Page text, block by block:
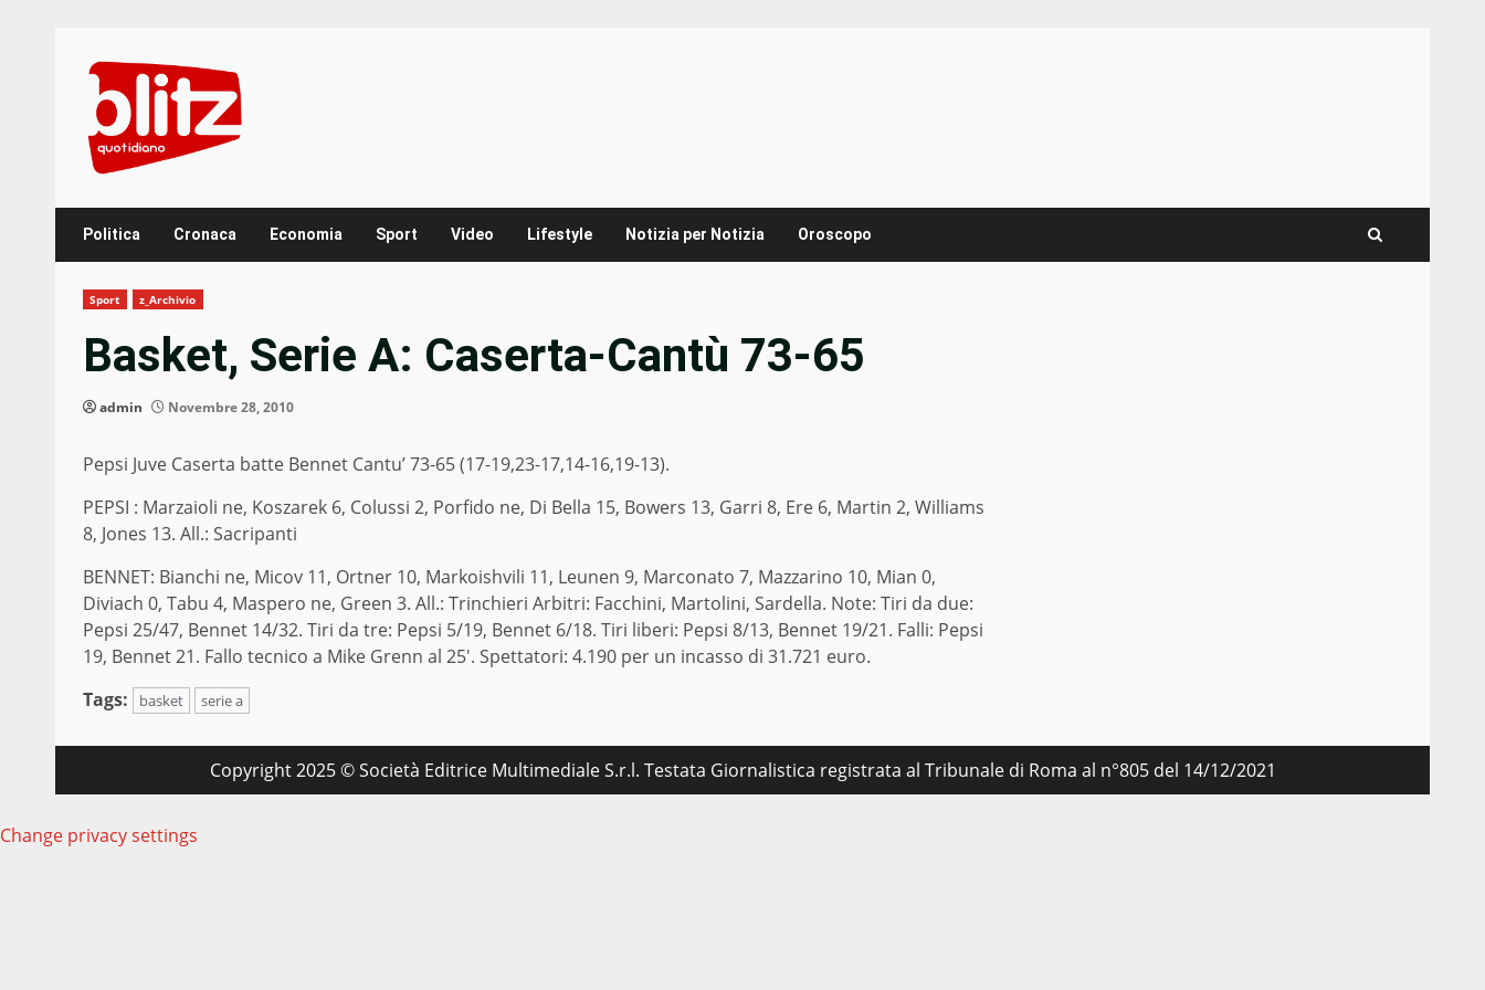
content
Politica Cronaca Economia Sport Video Lifestyle Notizia per Notizia Oroscopo
Sport z_Archivio
Basket, Serie A: Caserta-Cantù 73-65
admin Novembre 28, 2010
Pepsi Juve Caserta batte Bennet Cantu’ 73-65 (17-19,23-17,14-16,19-13).
PEPSI : Marzaioli ne, Koszarek 6, Colussi 2, Porfido ne, Di Bella 15, Bowers 13, Garri 8, Ere 6, Martin 2, Williams
8, Jones 13. All.: Sacripanti
BENNET: Bianchi ne, Micov 11, Ortner 10, Markoishvili 11, Leunen 9, Marconato 7, Mazzarino 10, Mian 0,
Diviach 0, Tabu 4, Maspero ne, Green 3. All.: Trinchieri Arbitri: Facchini, Martolini, Sardella. Note: Tiri da due:
Pepsi 25/47, Bennet 14/32. Tiri da tre: Pepsi 5/19, Bennet 6/18. Tiri liberi: Pepsi 8/13, Bennet 19/21. Falli: Pepsi
19, Bennet 21. Fallo tecnico a Mike Grenn al 25′. Spettatori: 4.190 per un incasso di 31.721 euro.
Tags:
basket serie a
Copyright 2025 © Società Editrice Multimediale S.r.l. Testata Giornalistica registrata al Tribunale di Roma al n°805 del 14/12/2021
Change privacy settings